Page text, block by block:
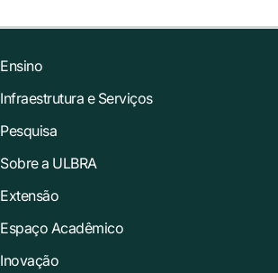
Ensino
Infraestrutura e Serviços
Pesquisa
Sobre a ULBRA
Extensão
Espaço Acadêmico
Inovação